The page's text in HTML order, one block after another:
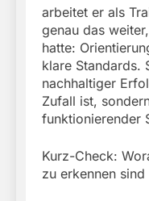
arbeitet er als
genau das
hatte:
klare Standards.
nachhaltiger
Zufall ist,
funktionierender
Kurz-Check:
zu erkennen sind